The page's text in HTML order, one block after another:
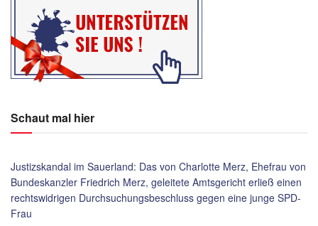
Schaut mal hier
Justizskandal im Sauerland: Das von Charlotte Merz, Ehefrau von
Bundeskanzler Friedrich Merz, geleitete Amtsgericht erließ einen
rechtswidrigen Durchsuchungsbeschluss gegen eine junge SPD-
Frau